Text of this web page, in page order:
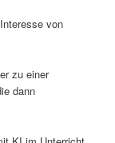
von
zu einer
dann